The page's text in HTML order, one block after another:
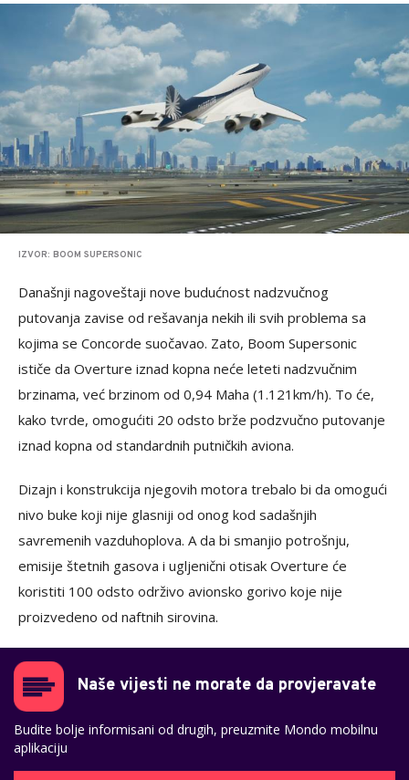
IZVOR: BOOM SUPERSONIC
Današnji nagoveštaji nove budućnost nadzvučnog
putovanja zavise od rešavanja nekih ili svih problema sa
kojima se Concorde suočavao. Zato, Boom Supersonic
ističe da Overture iznad kopna neće leteti nadzvučnim
brzinama, već brzinom od 0,94 Maha (1.121km/h). To će,
kako tvrde, omogućiti 20 odsto brže podzvučno putovanje
iznad kopna od standardnih putničkih aviona.
Dizajn i konstrukcija njegovih motora trebalo bi da omogući
nivo buke koji nije glasniji od onog kod sadašnjih
savremenih vazduhoplova. A da bi smanjio potrošnju,
emisije štetnih gasova i ugljenični otisak Overture će
koristiti 100 odsto održivo avionsko gorivo koje nije
proizvedeno od naftnih sirovina.
Naše vijesti ne morate da provjeravate
Budite bolje informisani od drugih, preuzmite Mondo mobilnu
aplikaciju